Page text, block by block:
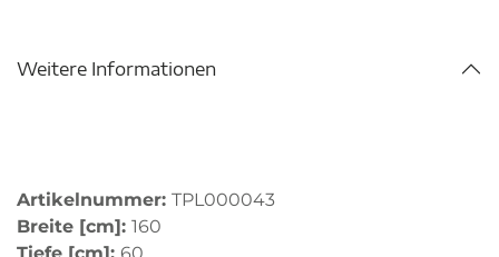
Weitere Informationen
Artikelnummer: TPL000043
Breite [cm]: 160